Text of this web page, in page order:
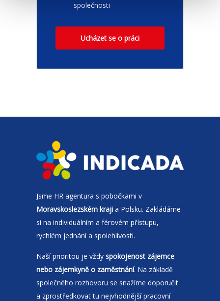
společnosti
Ucházet se o práci
Jsme HR agentura s pobočkami v
Moravskoslezském kraji a Polsku. Zakládáme
si na individuálním a férovém přístupu,
rychlém jednání a spolehlivosti.
Naší prioritou je vždy spokojenost zájemce
nebo zájemkyně o zaměstnání. Na základě
společného rozhovoru se snažíme doporučit
a zprostředkovat tu nejvhodnější pracovní